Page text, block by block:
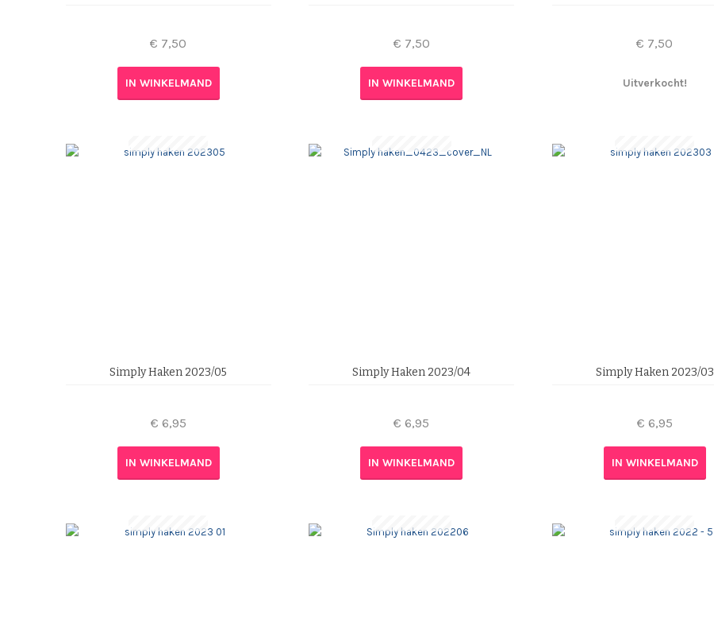
€ 7,50
IN WINKELMAND
€ 7,50
IN WINKELMAND
€ 7,50
Uitverkocht!
Simply Haken 2023/05
€ 6,95
IN WINKELMAND
Simply Haken 2023/04
€ 6,95
IN WINKELMAND
Simply Haken 2023/03
€ 6,95
IN WINKELMAND